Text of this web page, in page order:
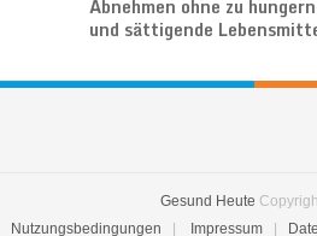
Abnehmen ohne zu
und sättigende
Gesund Heute
Nutzungsbedingungen
Impressum|